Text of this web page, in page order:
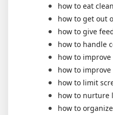
how to eat clean
how to get out
how to give
how to handle
how to improve
how to
how to limit
how to nurture
how to